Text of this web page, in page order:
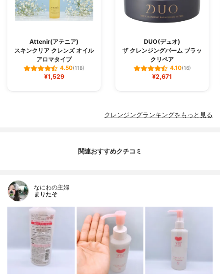
Attenir(アテニア)
スキンクリア クレンズ オイル
アロマタイプ
4.50(118)
¥1,529
DUO(デュオ)
ザ クレンジングバーム ブラッ
クリペア
4.10(16)
¥2,671
クレンジングランキングをもっと見る
関連おすすめクチコミ
なにわの主婦
まりたそ